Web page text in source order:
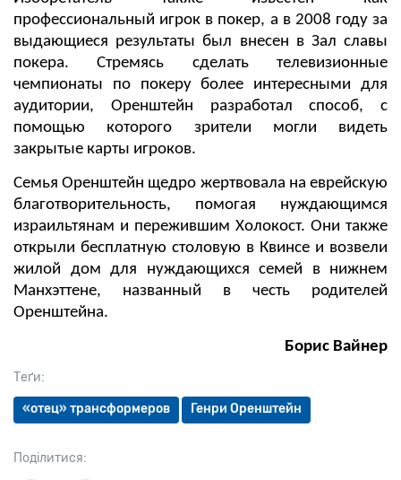
Теґи:
«отец» трансформеров Генри Оренштейн
Поділитися:
профессиональный игрок в покер, а в 2008 году за
выдающиеся результаты был внесен в Зал славы
покера. Стремясь сделать телевизионные
чемпионаты по покеру более интересными для
аудитории, Оренштейн разработал способ, с
помощью которого зрители могли видеть
закрытые карты игроков.
Семья Оренштейн щедро жертвовала на еврейскую
благотворительность, помогая нуждающимся
израильтянам и пережившим Холокост. Они также
открыли бесплатную столовую в Квинсе и возвели
жилой дом для нуждающихся семей в нижнем
Манхэттене, названный в честь родителей
Оренштейна.
Борис Вайнер